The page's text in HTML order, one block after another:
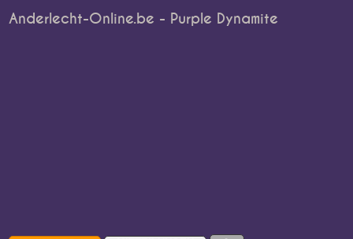
Anderlecht-Online.be - Purple Dynamite